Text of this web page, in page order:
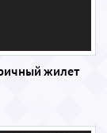
жилет